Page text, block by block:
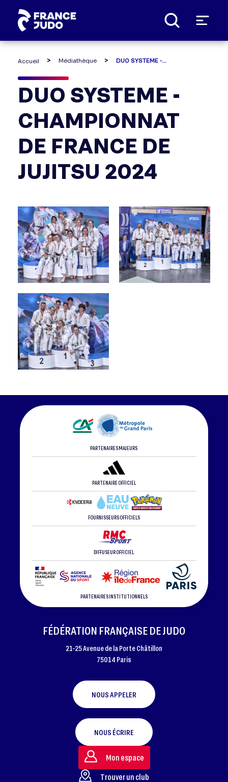
Accueil Médiathèque
DUO SYSTEME -
CHAMPIONNAT
DE FRANCE DE
JUJITSU 2024
PARTENAIRES MAJEURS
PARTENAIRE OFFICIEL
FOURNISSEURS OFFICIELS
DIFFUSEUR OFFICIEL
PARTENAIRES INSTITUTIONNELS
FÉDÉRATION FRANÇAISE DE JUDO
21-25 Avenue de la Porte Châtillon
75014 Paris
NOUS APPELER
NOUS ÉCRIRE
Mon espace
Trouver un club